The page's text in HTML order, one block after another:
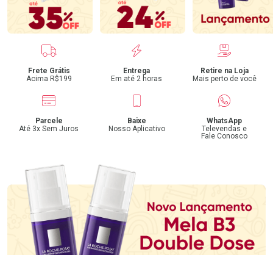
Benefícios
Frete Grátis
Acima R$199
Entrega
Em até 2 horas
Retire na Loja
Mais perto de você
Parcele
Até 3x Sem Juros
Baixe
Nosso Aplicativo
WhatsApp
Televendas e
Fale Conosco